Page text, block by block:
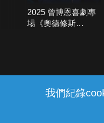
我們紀錄
2025 曾博恩喜劇專
場《奧德修斯